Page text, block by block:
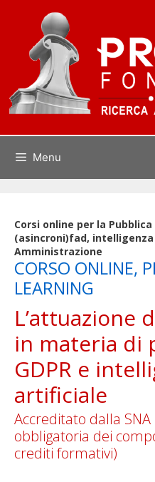
contenuto
Menu
Corsi online per la
(asincroni)fad,
Amministrazione
CORSO ONLINE,
LEARNING
L’attuazione
in materia di
GDPR e
artificiale
Accreditato dalla
obbligatoria dei
crediti formativi)